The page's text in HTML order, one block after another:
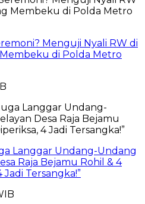
Menguji Nyali RW di
di Polda Metro
Langgar Undang-Undang
Raja Bejamu Rohil & 4
Jadi Tersangka!”